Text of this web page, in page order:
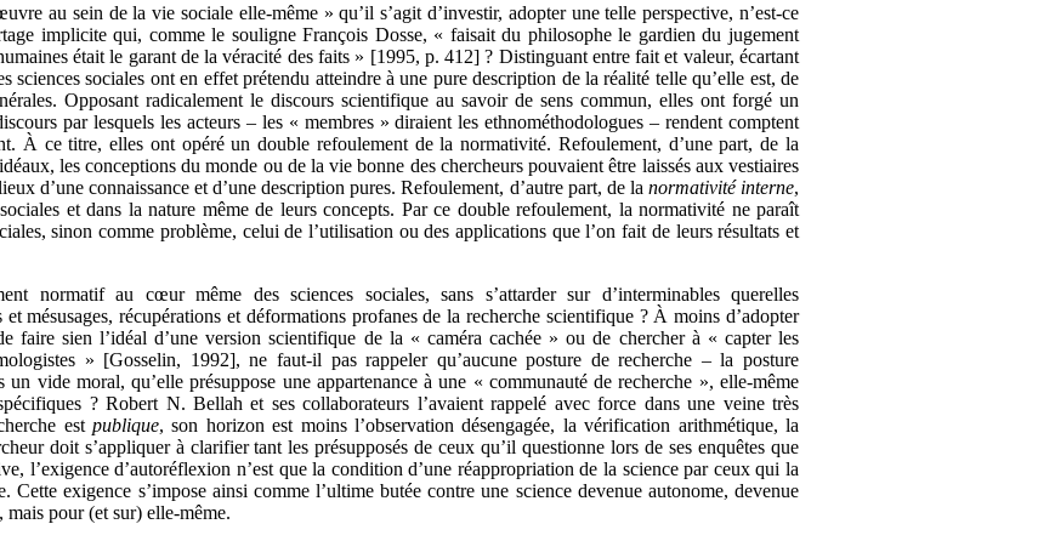
au sein de la vie sociale elle-même » qu’il s’agit d’investir, adopter une telle perspective, n’est-ce
implicite qui, comme le souligne François Dosse, « faisait du philosophe le gardien du jugement
était le garant de la véracité des faits » [1995, p. 412] ? Distinguant entre fait et valeur, écartant
sciences sociales ont en effet prétendu atteindre à une pure description de la réalité telle qu’elle est, de
Opposant radicalement le discours scientifique au savoir de sens commun, elles ont forgé un
par lesquels les acteurs – les « membres » diraient les ethnométhodologues – rendent comptent
À ce titre, elles ont opéré un double refoulement de la normativité. Refoulement, d’une part, de la
les conceptions du monde ou de la vie bonne des chercheurs pouvaient être laissés aux vestiaires
d’une connaissance et d’une description pures. Refoulement, d’autre part, de la normativité interne,
et dans la nature même de leurs concepts. Par ce double refoulement, la normativité ne paraît
sinon comme problème, celui de l’utilisation ou des applications que l’on fait de leurs résultats et
normatif au cœur même des sciences sociales, sans s’attarder sur d’interminables querelles
mésusages, récupérations et déformations profanes de la recherche scientifique ? À moins d’adopter
faire sien l’idéal d’une version scientifique de la « caméra cachée » ou de chercher à « capter les
» [Gosselin, 1992], ne faut-il pas rappeler qu’aucune posture de recherche – la posture
vide moral, qu’elle présuppose une appartenance à une « communauté de recherche », elle-même
? Robert N. Bellah et ses collaborateurs l’avaient rappelé avec force dans une veine très
estpublique, son horizon est moins l’observation désengagée, la vérification arithmétique, la
doit s’appliquer à clarifier tant les présupposés de ceux qu’il questionne lors de ses enquêtes que
l’exigence d’autoréflexion n’est que la condition d’une réappropriation de la science par ceux qui la
exigence s’impose ainsi comme l’ultime butée contre une science devenue autonome, devenue
pour (et sur) elle-même.